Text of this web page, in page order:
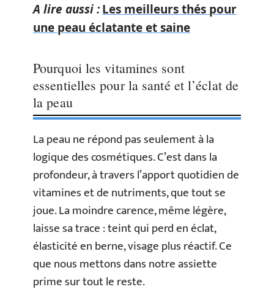
A lire aussi :Les meilleurs thés pour
une peau éclatante et saine
Pourquoi les vitamines sont
essentielles pour la santé et l’éclat de
la peau
La peau ne répond pas seulement à la
logique des cosmétiques. C’est dans la
profondeur, à travers l’apport quotidien de
vitamines et de nutriments, que tout se
joue. La moindre carence, même légère,
laisse sa trace : teint qui perd en éclat,
élasticité en berne, visage plus réactif. Ce
que nous mettons dans notre assiette
prime sur tout le reste.